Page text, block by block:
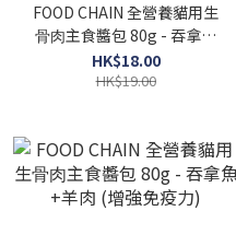
FOOD CHAIN 全營養貓⽤⽣
⾻⾁主食醬包 80g - 吞拿魚
+雞肉 (毛色亮麗)
HK$18.00
HK$19.00